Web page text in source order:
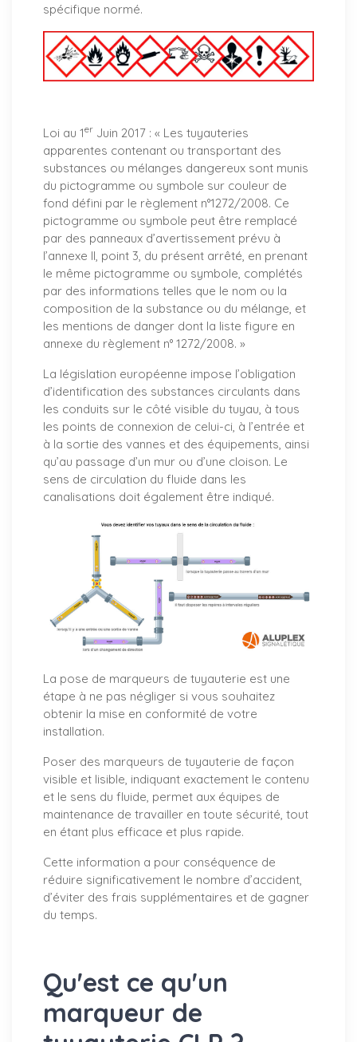
spécifique normé.
Loi au 1er Juin 2017 : « Les tuyauteries
apparentes contenant ou transportant des
substances ou mélanges dangereux sont munis
du pictogramme ou symbole sur couleur de
fond défini par le règlement n°1272/2008. Ce
pictogramme ou symbole peut être remplacé
par des panneaux d’avertissement prévu à
l’annexe II, point 3, du présent arrêté, en prenant
le même pictogramme ou symbole, complétés
par des informations telles que le nom ou la
composition de la substance ou du mélange, et
les mentions de danger dont la liste figure en
annexe du règlement n° 1272/2008. »
La législation européenne impose l’obligation
d’identification des substances circulants dans
les conduits sur le côté visible du tuyau, à tous
les points de connexion de celui-ci, à l’entrée et
à la sortie des vannes et des équipements, ainsi
qu’au passage d’un mur ou d’une cloison. Le
sens de circulation du fluide dans les
canalisations doit également être indiqué.
La pose de marqueurs de tuyauterie est une
étape à ne pas négliger si vous souhaitez
obtenir la mise en conformité de votre
installation.
Poser des marqueurs de tuyauterie de façon
visible et lisible, indiquant exactement le contenu
et le sens du fluide, permet aux équipes de
maintenance de travailler en toute sécurité, tout
en étant plus efficace et plus rapide.
Cette information a pour conséquence de
réduire significativement le nombre d’accident,
d’éviter des frais supplémentaires et de gagner
du temps.
Qu'est ce qu'un
marqueur de